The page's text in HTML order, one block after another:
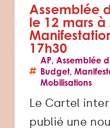
Assemblée
le 12 mars à
17h30
AP, Assemblée
Budget,
Mobilisations
Le Cartel
publié une